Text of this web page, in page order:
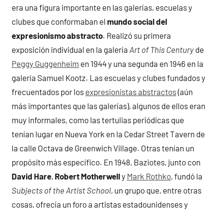
era una figura importante en las galerías, escuelas y
clubes que conformaban el mundo social del
expresionismo abstracto. Realizó su primera
exposición individual en la galería Art of This Century de
Peggy Guggenheim en 1944 y una segunda en 1946 en la
galería Samuel Kootz. Las escuelas y clubes fundados y
frecuentados por los expresionistas abstractos(aún
más importantes que las galerías), algunos de ellos eran
muy informales, como las tertulias periódicas que
tenían lugar en Nueva York en la Cedar Street Tavern de
la calle Octava de Greenwich Village. Otras tenían un
propósito más específico. En 1948, Baziotes, junto con
David Hare, Robert Motherwelly Mark Rothko, fundó la
Subjects of the Artist School, un grupo que, entre otras
cosas, ofrecía un foro a artistas estadounidenses y